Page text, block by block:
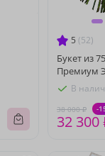
5 (52)
Букет из
Премиум
В
38 000 ₽ -
32 300